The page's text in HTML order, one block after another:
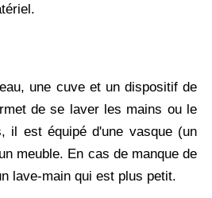
une cuve et un dispositif de
de se laver les mains ou le
il est équipé d'une vasque (un
meuble. En cas de manque de
lave-main qui est plus petit.